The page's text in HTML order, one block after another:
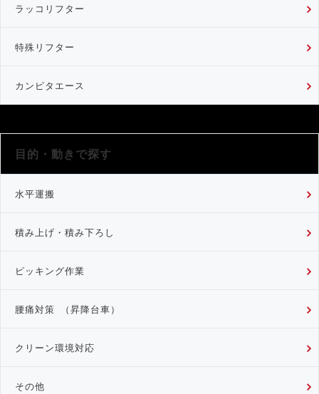
ラッコリフター
特殊リフター
カンピタエース
目的・動きで探す
水平運搬
積み上げ・積み下ろし
ピッキング作業
腰痛対策 （昇降台車）
クリーン環境対応
その他